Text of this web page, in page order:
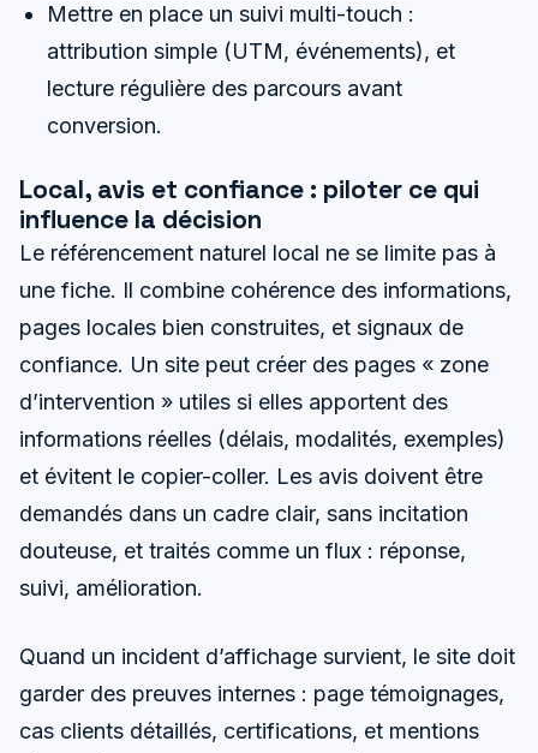
Mettre en place un suivi multi-touch :
attribution simple (UTM, événements), et
lecture régulière des parcours avant
conversion.
Local, avis et confiance : piloter ce qui
influence la décision
Le référencement naturel local ne se limite pas à
une fiche. Il combine cohérence des informations,
pages locales bien construites, et signaux de
confiance. Un site peut créer des pages « zone
d’intervention » utiles si elles apportent des
informations réelles (délais, modalités, exemples)
et évitent le copier-coller. Les avis doivent être
demandés dans un cadre clair, sans incitation
douteuse, et traités comme un flux : réponse,
suivi, amélioration.
Quand un incident d’affichage survient, le site doit
garder des preuves internes : page témoignages,
cas clients détaillés, certifications, et mentions